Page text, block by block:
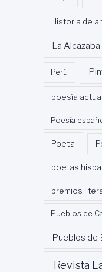
Historia de
La Alcazaba
Perú
poesía actual
Poesía
Poeta
poetas
premios
Pueblos de
Pueblos de
Revista